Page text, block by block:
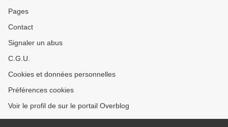
Pages
Contact
Signaler un abus
C.G.U.
Cookies et données personnelles
Préférences cookies
Voir le profil de sur le portail Overblog